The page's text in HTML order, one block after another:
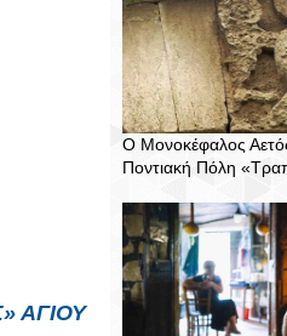
Ο Μονοκέφαλος
Ποντιακή Πόλη